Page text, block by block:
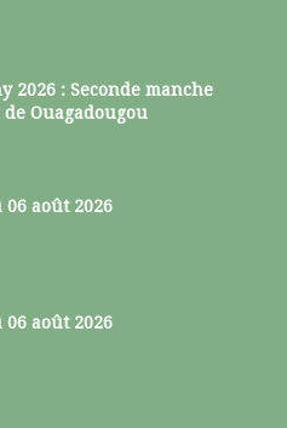
2026 : Seconde manche
Ouagadougou
06 août 2026
06 août 2026